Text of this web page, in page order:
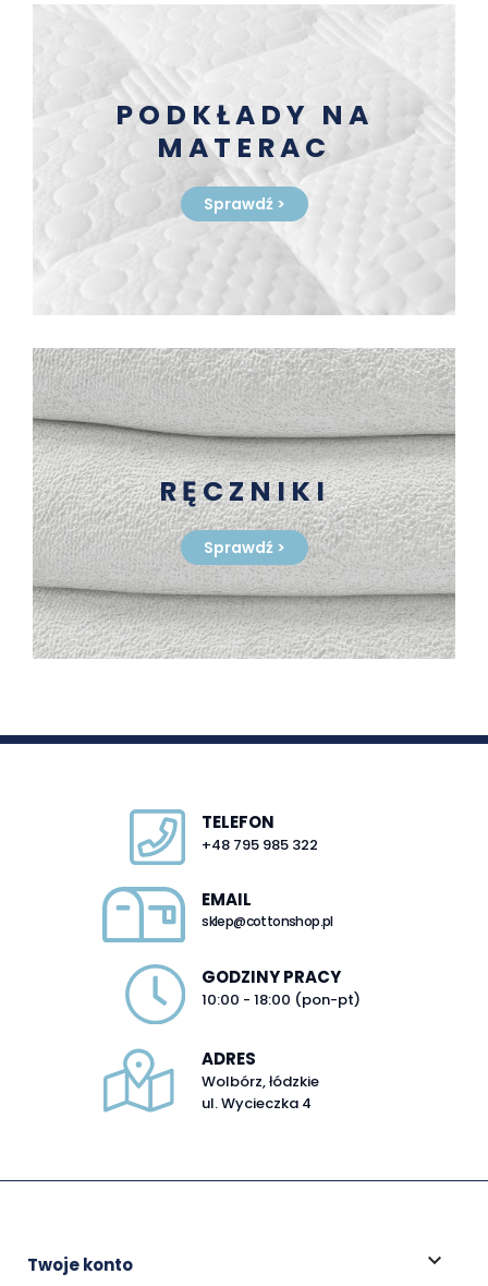
PODKŁADY NA
MATERAC
Sprawdź >
RĘCZNIKI
Sprawdź >
TELEFON
+48 795 985 322
EMAIL
sklep@cottonshop.pl
GODZINY PRACY
10:00 - 18:00 (pon-pt)
ADRES
Wolbórz, łódzkie
ul. Wycieczka 4
Twoje konto 